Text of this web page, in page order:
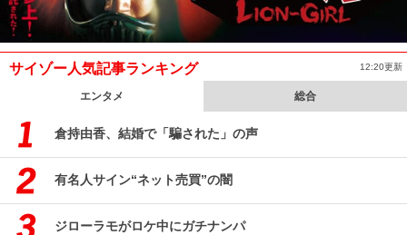
サイゾー人気記事ランキング 12:20更新
エンタメ 総合
倉持由香、結婚で「騙された」の声
有名人サイン“ネット売買”の闇
ジローラモがロケ中にガチナンパ